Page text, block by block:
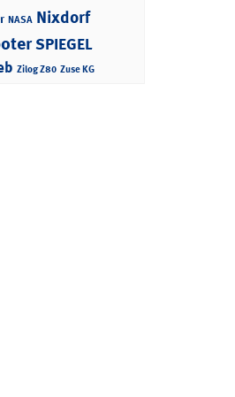
NASA Nixdorf
SPIEGEL
Zilog Z80 Zuse KG